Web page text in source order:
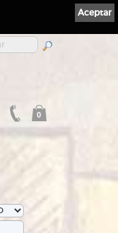
0
Aceptar